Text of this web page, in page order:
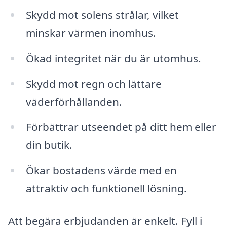
Skydd mot solens strålar, vilket
minskar värmen inomhus.
Ökad integritet när du är utomhus.
Skydd mot regn och lättare
väderförhållanden.
Förbättrar utseendet på ditt hem eller
din butik.
Ökar bostadens värde med en
attraktiv och funktionell lösning.
Att begära erbjudanden är enkelt. Fyll i